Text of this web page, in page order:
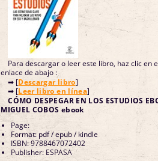
Para descargar o leer este libro, haz clic en
enlace de abajo :
➡ [Descargar libro]
➡ [Leer libro en línea]
CÓMO DESPEGAR EN LOS ESTUDIOS
MIGUEL COBOS ebook
Page:
Format: pdf / epub / kindle
ISBN: 9788467072402
Publisher: ESPASA